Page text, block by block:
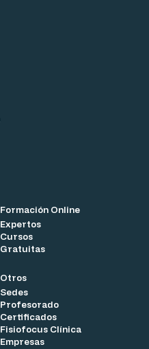
Formación Online
Expertos
Cursos
Gratuitas
Otros
Sedes
Profesorado
Certificados
Fisiofocus Clínica
Empresas